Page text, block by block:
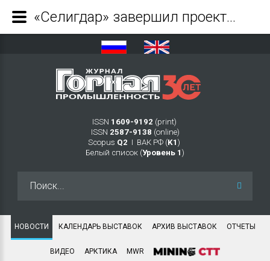
ISSN 1609-9192 (print)
ISSN 2587-9138 (online)
Scopus Q2 Ι ВАК РФ (K1 )
Белый список (Уровень 1 )
НОВОСТИ КАЛЕНДАРЬ ВЫСТАВОК АРХИВ ВЫСТАВОК ОТЧЕТЫ
ВИДЕО АРКТИКА MWR
«Селигдар» завершил проектирование участка флотации на золотоизвлекательной фабрике Поиск - Журнал Горная промышленность